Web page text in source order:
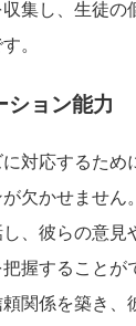
集し、生徒の
。
ション能力
対応するため
欠かせません。
、彼らの意見
握することが
関係を築き、